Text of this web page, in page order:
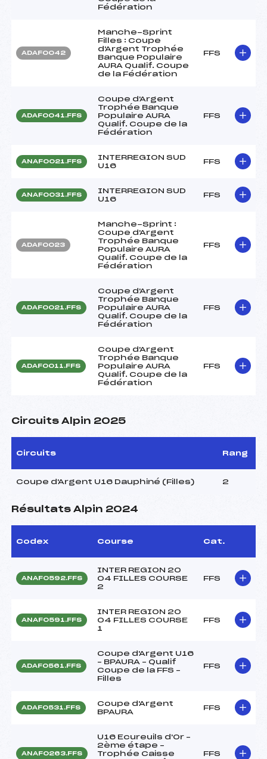
Fédération
ADAF0042
Manche-Sprint
Filles : Coupe
d'Argent Trophée
Banque Populaire
AURA Qualif. Coupe
de la Fédération
FFS
ADAF0041.FFS
Coupe d'Argent
Trophée Banque
Populaire AURA
Qualif. Coupe de la
Fédération
FFS
ANAF0021.FFS
INTERREGION SUD
U16
FFS
ANAF0031.FFS
INTERREGION SUD
U16
FFS
ADAF0023
Manche-Sprint :
Coupe d'Argent
Trophée Banque
Populaire AURA
Qualif. Coupe de la
Fédération
FFS
ADAF0021.FFS
Coupe d'Argent
Trophée Banque
Populaire AURA
Qualif. Coupe de la
Fédération
FFS
ADAF0011.FFS
Coupe d'Argent
Trophée Banque
Populaire AURA
Qualif. Coupe de la
Fédération
FFS
Circuits Alpin 2025
Circuits Rang
Coupe d'Argent U16 Dauphiné (Filles) 2
Résultats Alpin 2024
Codex Course Cat.
ANAF0592.FFS
INTER REGION 20
04 FILLES COURSE
2
FFS
ANAF0591.FFS
INTER REGION 20
04 FILLES COURSE
1
FFS
ADAF0561.FFS
Coupe d'Argent U16
– BPAURA – Qualif
Coupe de la FFS –
Filles
FFS
ADAF0531.FFS
Coupe d'Argent
BPAURA
FFS
ANAF0263.FFS
U16 Ecureuils d'Or –
2ème étape –
Trophée Caisse
FFS